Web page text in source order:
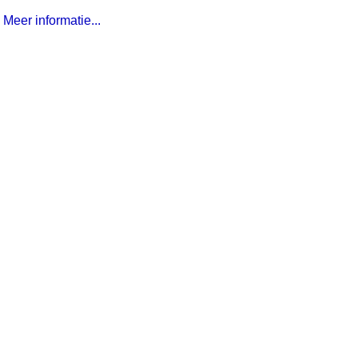
Meer informatie...